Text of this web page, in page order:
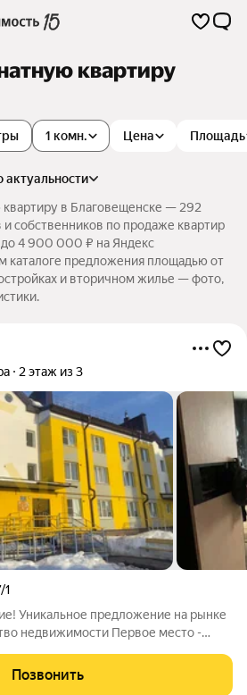
квартиру
1 комн. Цена Площадь
актуальности
в Благовещенске — 292
и собственников по продаже квартир
4 900 000 ₽ на Яндекс
каталоге предложения площадью от
и вторичном жилье — фото,
2 этаж из 3
1
Уникальное предложение на рынке
недвижимости Первое место -
ипотеки, юридическое
Документы
Позвонить